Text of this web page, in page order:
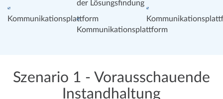
Kommunikationsplattform
der Lösungsfindung
Kommunikationsplattform
Szenario 1 - Vorausschauende
Instandhaltung